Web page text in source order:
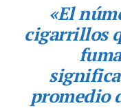
«El
cigarrillos
promedio